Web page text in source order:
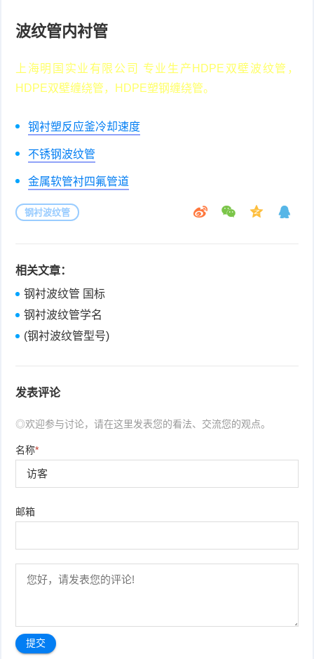
波纹管内衬管
上海明国实业有限公司 专业生产HDPE双壁波纹管，
HDPE双壁缠绕管，HDPE塑钢缠绕管。
钢衬塑反应釜冷却速度
不锈钢波纹管
金属软管衬四氟管道
钢衬波纹管
相关文章：
钢衬波纹管 国标
钢衬波纹管学名
(钢衬波纹管型号)
发表评论
◎欢迎参与讨论，请在这里发表您的看法、交流您的观点。
名称*
邮箱